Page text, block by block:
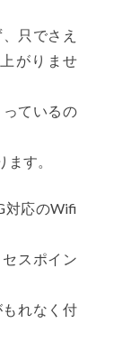
只でさえ
がりませ
ているの
す。
対応のWifi
スポイン
れなく付